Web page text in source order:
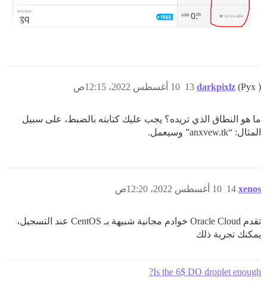
darkpixlz (Pyx ) 10 أغسطس 2022، 12:15ص 13
ما هو النطاق الذي تريده؟ يجب عليك كتابته بالضبط، على سبيل
المثال: “anxvew.tk” وسيعمل.
xenos 10 أغسطس 2022، 12:20ص 14
تقدم Oracle Cloud خوادم مجانية شبيهة بـ CentOS عند التسجيل،
يمكنك تجربة ذلك
Is the 6$ DO droplet enough?